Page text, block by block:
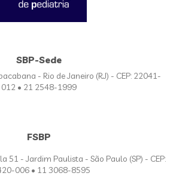
SBP-Sede
- Rio de Janeiro (RJ) - CEP: 22041-
012 • 21 2548-1999
FSBP
51 - Jardim Paulista - São Paulo (SP) - CEP:
006 • 11 3068-8595